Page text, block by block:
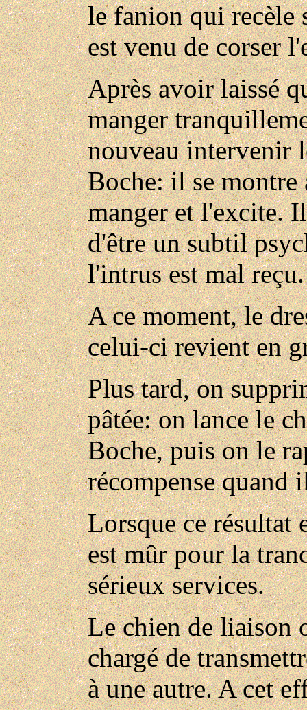
le fanion qui recèle
est venu de corser
Après avoir laissé
manger
nouveau intervenir
Boche: il se
manger et l'excite.
d'être un subtil
l'intrus est mal reçu.
A ce moment, le
celui-ci revient en
Plus tard, on
pâtée: on lance le
Boche, puis on le
récompense quand
Lorsque ce résultat
est mûr pour la
sérieux services.
Le chien de liaison
chargé de
à une autre. A cet